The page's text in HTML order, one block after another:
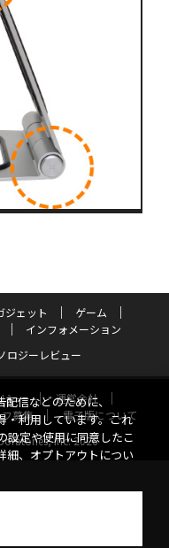
ジェット
ゲーム
インフォメーション
ロジーレビュー
シー
運営会社
募集
電子版について
Inc. 2026
信などのために、
・利用しています。これ
設定や使用に同意したこ
細、オプトアウトについ